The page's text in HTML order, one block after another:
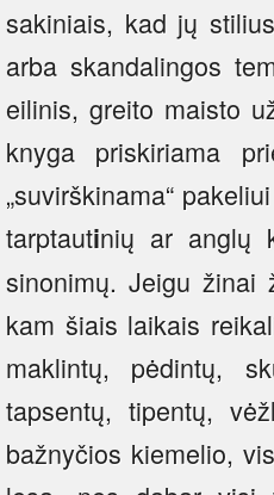
sakiniais, kad jų
arba skandalingos
eilinis, greito maisto
knyga priskiriama
„suvirškinama“
tarptautinių ar anglų
sinonimų. Jeigu
kam šiais laikais
maklintų, pėdintų,
tapsentų, tipentų,
bažnyčios kiemelio,